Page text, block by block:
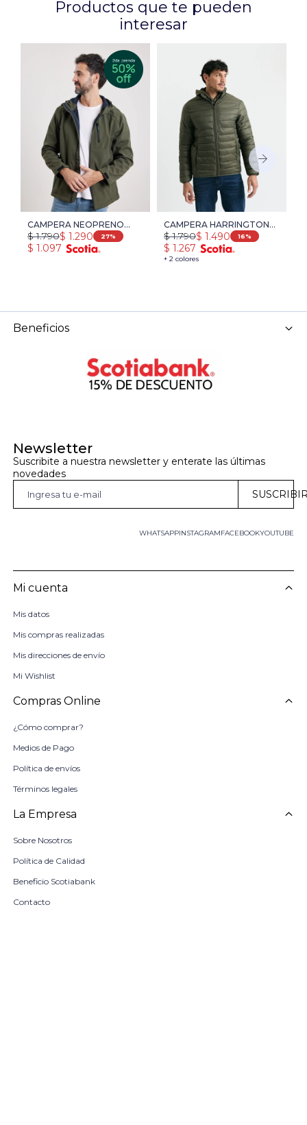
Productos que te pueden
interesar
CAMPERA NEOPRENO
NAVIGATOR - VERDE
$ 1.290
$ 1.790 27
$ 1.097
CAMPERA HARRINGTON
URBAN - VERDE
+ 2 colores
$ 1.490
$ 1.790 16
$ 1.267
Newsletter
Suscribite a nuestra newsletter y enterate las últimas
novedades
WHATSAPP FACEBOOKYOUTUBE
INSTAGRAM
Mi cuenta
Mis datos
Mis compras realizadas
Mis direcciones de envío
Mi Wishlist
Compras Online
¿Cómo comprar?
Medios de Pago
Política de envíos
Términos legales
La Empresa
Sobre Nosotros
Política de Calidad
Beneficio Scotiabank
Contacto
Beneficios